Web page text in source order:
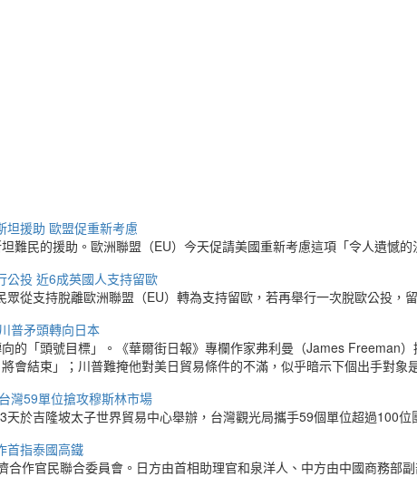
坦援助 歐盟促重新考慮
難民的援助。歐洲聯盟（EU）今天促請美國重新考慮這項「令人遺憾的
公投 近6成英國人支持留歐
從支持脫離歐洲聯盟（EU）轉為支持留歐，若再舉行一次脫歐公投，
普矛頭轉向日本
的「頭號目標」。《華爾街日報》專欄作家弗利曼（James Freeman
會結束」；川普難掩他對美日貿易條件的不滿，似乎暗示下個出手對象
灣59單位搶攻穆斯林市場
於吉隆坡太子世界貿易中心舉辦，台灣觀光局攜手59個單位超過100
首指泰國高鐵
合作官民聯合委員會。日方由首相助理官和泉洋人、中方由中國商務